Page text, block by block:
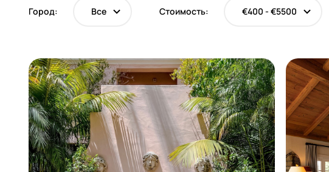
Город: Все Стоимость: €400 - €5500